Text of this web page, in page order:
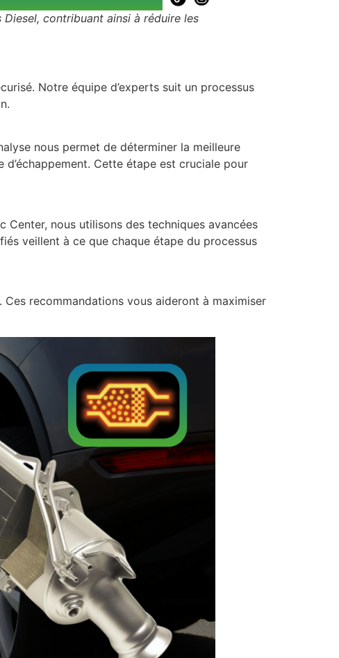
contribuant ainsi à réduire les
Notre équipe d’experts suit un processus
nous permet de déterminer la meilleure
Cette étape est cruciale pour
nous utilisons des techniques avancées
veillent à ce que chaque étape du processus
recommandations vous aideront à maximiser